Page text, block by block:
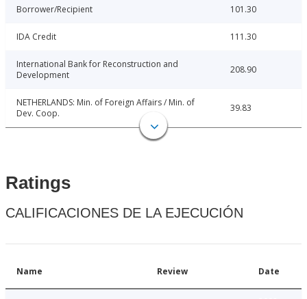
Borrower/Recipient 101.30
IDA Credit 111.30
International Bank for Reconstruction and
Development
208.90
NETHERLANDS: Min. of Foreign Affairs / Min. of
Dev. Coop.
39.83
Ratings
CALIFICACIONES DE LA EJECUCIÓN
Name Review Date